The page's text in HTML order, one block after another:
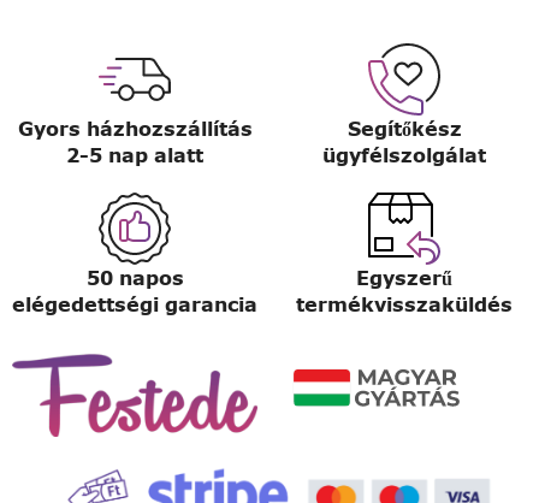
Gyors házhozszállítás
2-5 nap alatt
Segítőkész
ügyfélszolgálat
50 napos
elégedettségi garancia
Egyszerű
termékvisszaküldés